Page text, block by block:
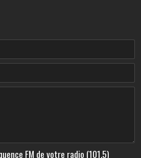
FM de votre radio (101.5)